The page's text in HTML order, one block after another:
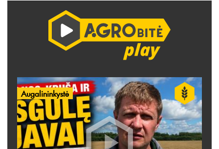
Augalininkystė